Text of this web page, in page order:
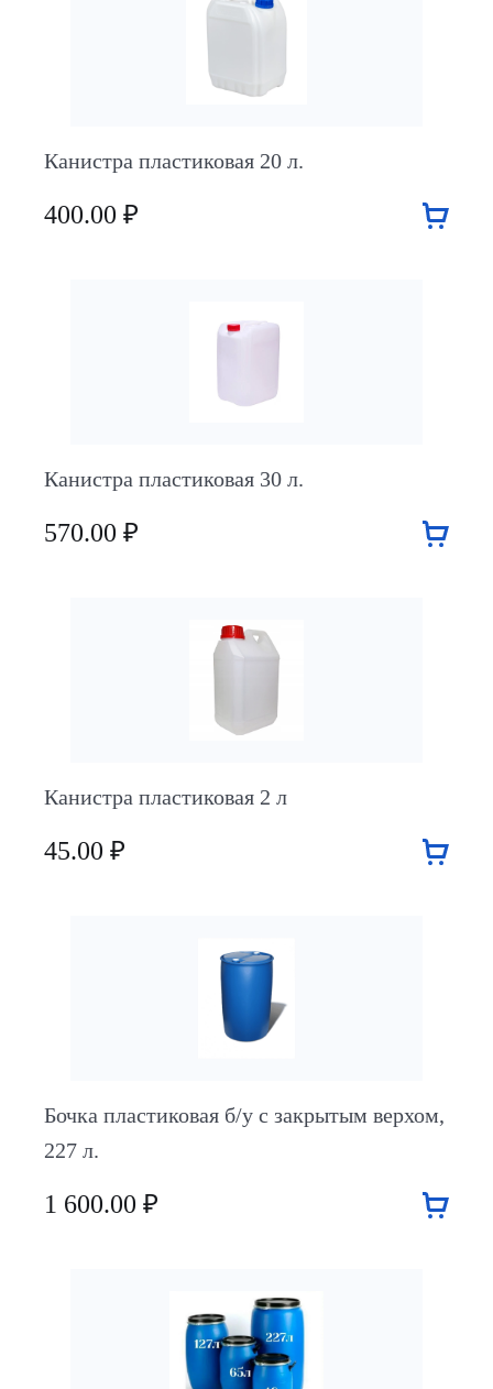
Канистра пластиковая 20 л.
400.00 ₽
Канистра пластиковая 30 л.
570.00 ₽
Канистра пластиковая 2 л
45.00 ₽
Бочка пластиковая б/у с закрытым верхом,
227 л.
1 600.00 ₽